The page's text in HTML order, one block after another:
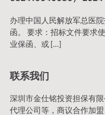
办理中国人民解放军总医
函。 要求：招标文件要求
业保函、或 […]
联系我们
深圳市金仕铭投资担保有
代理公司等，商议合作加